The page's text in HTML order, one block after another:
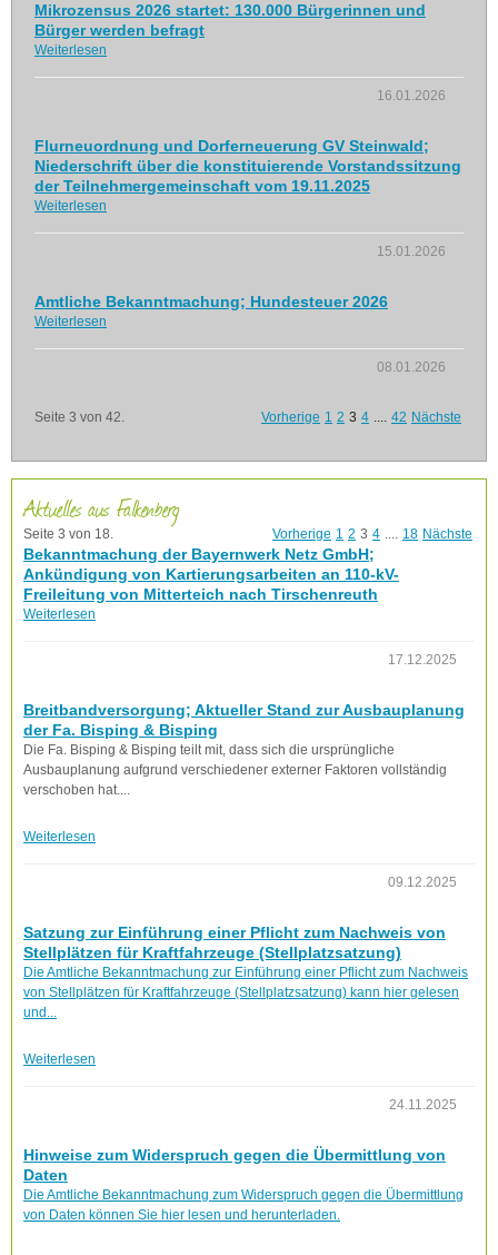
Mikrozensus 2026 startet: 130.000 Bürgerinnen und
Bürger werden befragt
Weiterlesen
16.01.2026
Flurneuordnung und Dorferneuerung GV Steinwald;
Niederschrift über die konstituierende Vorstandssitzung
der Teilnehmergemeinschaft vom 19.11.2025
Weiterlesen
15.01.2026
Amtliche Bekanntmachung; Hundesteuer 2026
Weiterlesen
08.01.2026
Seite 3 von 42. Vorherige 1 2 3 4 .... 42 Nächste
Aktuelles aus Falkenberg
Seite 3 von 18. Vorherige 1 2 3 4 .... 18 Nächste
Bekanntmachung der Bayernwerk Netz GmbH;
Ankündigung von Kartierungsarbeiten an 110-kV-
Freileitung von Mitterteich nach Tirschenreuth
Weiterlesen
17.12.2025
Breitbandversorgung; Aktueller Stand zur Ausbauplanung
der Fa. Bisping & Bisping
Die Fa. Bisping & Bisping teilt mit, dass sich die ursprüngliche
Ausbauplanung aufgrund verschiedener externer Faktoren vollständig
verschoben hat....
Weiterlesen
09.12.2025
Satzung zur Einführung einer Pflicht zum Nachweis von
Stellplätzen für Kraftfahrzeuge (Stellplatzsatzung)
Die Amtliche Bekanntmachung zur Einführung einer Pflicht zum Nachweis
von Stellplätzen für Kraftfahrzeuge (Stellplatzsatzung) kann hier gelesen
und...
Weiterlesen
24.11.2025
Hinweise zum Widerspruch gegen die Übermittlung von
Daten
Die Amtliche Bekanntmachung zum Widerspruch gegen die Übermittlung
von Daten können Sie hier lesen und herunterladen.